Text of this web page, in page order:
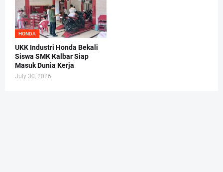
HONDA
UKK Industri Honda Bekali
Siswa SMK Kalbar Siap
Masuk Dunia Kerja
July 30, 2026